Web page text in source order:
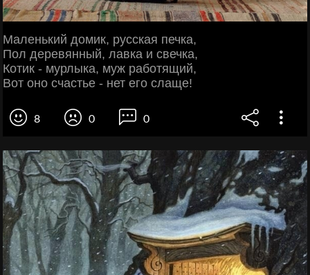
Маленький домик, русская печка,
Пол деревянный, лавка и свечка,
Котик - мурлыка, муж работящий,
Вот оно счастье - нет его слаще!
8 0 0